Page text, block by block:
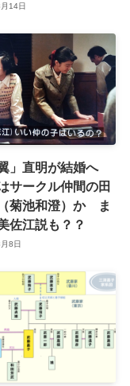
14日
翼」直明が結婚へ
サークル仲間の田
菊池和澄）か ま
佐江説も？？
8日